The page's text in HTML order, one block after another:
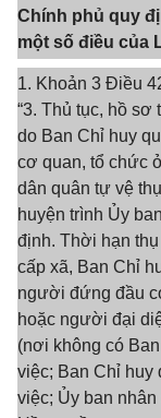
Chính phủ quy
một số điều của
1. Khoản 3 Điều
“3. Thủ tục, hồ
do Ban Chỉ huy
cơ quan, tổ chức
dân quân tự vệ
huyện trình Ủy
định. Thời hạn
cấp xã, Ban Chỉ
người đứng đầu
hoặc người đại
(nơi không có
việc; Ban Chỉ huy
việc; Ủy ban